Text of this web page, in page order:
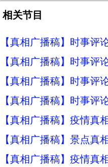
相关节目
【真相广播稿】时事评
【真相广播稿】时事评
【真相广播稿】时事评
【真相广播稿】时事评
【真相广播稿】疫情真
【真相广播稿】景点真
【真相广播稿】疫情真